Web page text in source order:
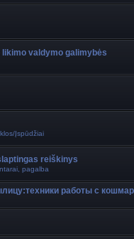
likimo valdymo galimybės
Įspūdžiai
reiškinys
pagalba
работы с